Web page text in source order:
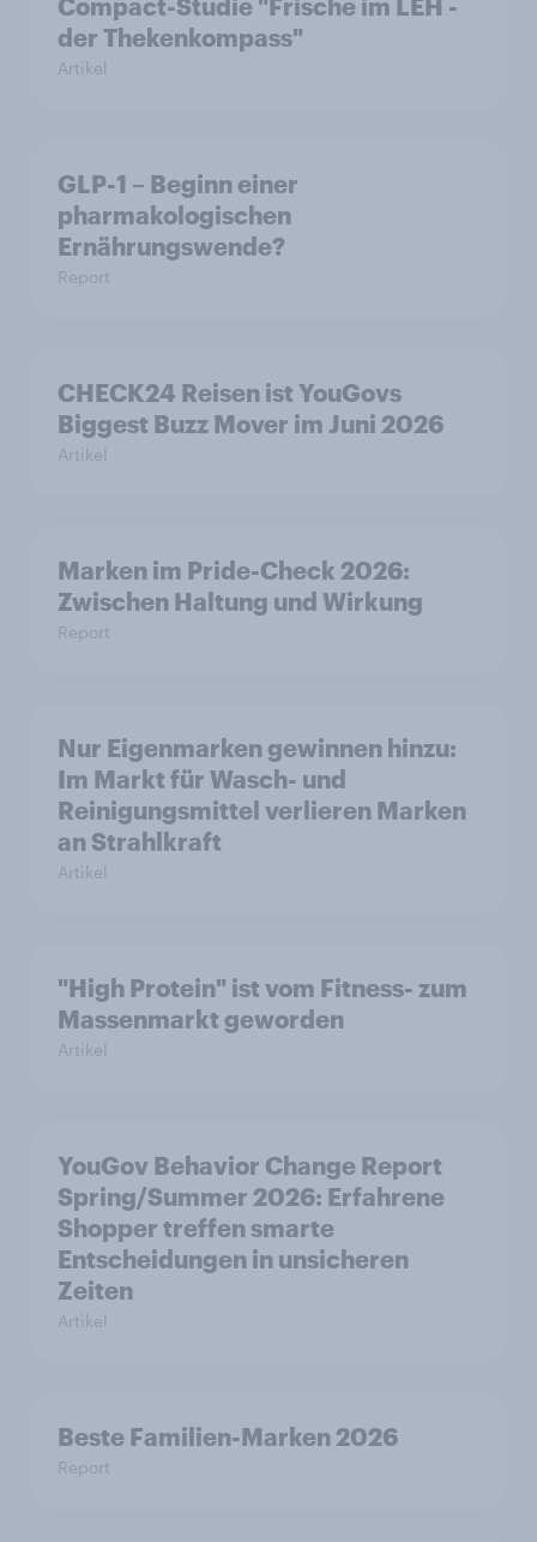
der Thekenkompass"
Artikel
GLP-1 – Beginn einer
pharmakologischen
Ernährungswende?
Report
CHECK24 Reisen ist YouGovs
Biggest Buzz Mover im Juni 2026
Artikel
Marken im Pride-Check 2026:
Zwischen Haltung und Wirkung
Report
Nur Eigenmarken gewinnen hinzu:
Im Markt für Wasch- und
Reinigungsmittel verlieren Marken
an Strahlkraft
Artikel
"High Protein" ist vom Fitness- zum
Massenmarkt geworden
Artikel
YouGov Behavior Change Report
Spring/Summer 2026: Erfahrene
Shopper treffen smarte
Entscheidungen in unsicheren
Zeiten
Artikel
Beste Familien-Marken 2026
Report